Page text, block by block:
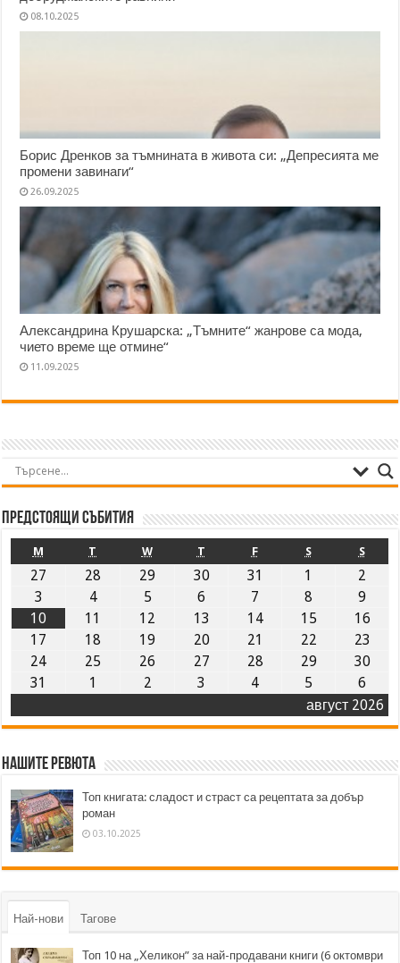
08.10.2025
Борис Дренков за тъмнината в живота си: „Депресията ме
промени завинаги“
26.09.2025
Александрина Крушарска: „Тъмните“ жанрове са мода,
чието време ще отмине“
11.09.2025
Предстоящи събития
август 2026
M T W T F S S
27 28 29 30 31 1
2
3
4 5 6 7 8
9
10
11 12 13 14 15
16
17
18 19 20 21 22
23
24
25 26 27 28 29
30
31
1 2 3 4 5 6
Нашите ревюта
Топ книгата: сладост и страст са рецептата за добър
роман
03.10.2025
Най-нови Тагове
Топ 10 на „Хеликон” за най-продавани книги (6 октомври